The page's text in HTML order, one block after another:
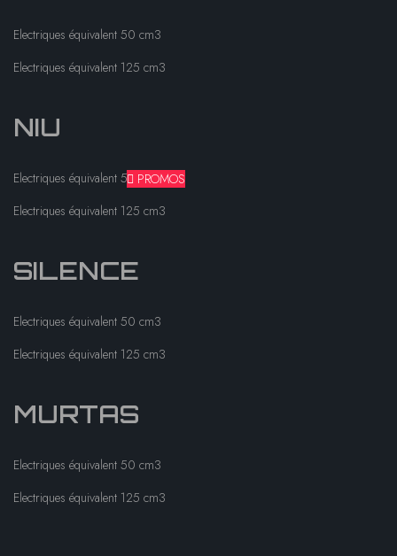
Electriques équivalent 50 cm3
Electriques équivalent 125 cm3
NIU
Electriques équivalent 50 cm3
Electriques équivalent 125 cm3
SILENCE
Electriques équivalent 50 cm3
Electriques équivalent 125 cm3
MURTAS
Electriques équivalent 50 cm3
Electriques équivalent 125 cm3
PROMOS